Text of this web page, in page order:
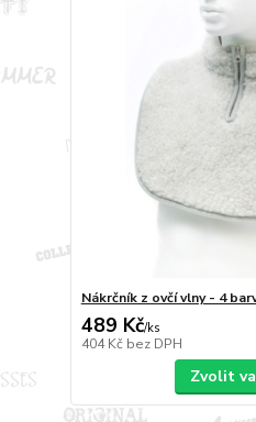
Nákrčník z ovčí vlny - 4
489 Kč/ks
404 Kč bez DPH
Zvolit